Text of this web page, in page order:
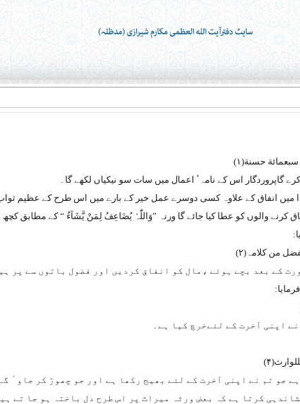
حسنة(۱)
اس کے نامہٴ اعمال میں سات سو نیکیاں لکھے گا۔
میں انفاق کے علاوہ کسی دوسرے عمل خیر کے بارے میں اس طرح کے عظیم
کرنے والوں کو عطا کیا جائے گا ورنہ ”وَاللّٰہُ یُضَاعِفُ لِمَنْ یَّشَآءُ “ کے مطابق کچھ
من کلامہ (۲)
کے بعد بچے ہوئے ،مال کو انفاق کردیں اور فضول باتوں سے پر
اپنی آخرت کے لئےخرچ کیا ہے۔
(۴)
جو تم نے اپنی آخرت کے لئے بھیج رکھا ہے اور جو چھوڑ کر جاوٴ
کرتا ہے کہ بعض ورثہ میراث پر اس طرح دل باختہ ہو جا تے